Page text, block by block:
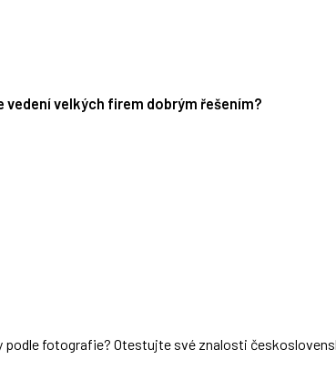
vedení velkých firem dobrým řešením?
fotografie? Otestujte své znalosti